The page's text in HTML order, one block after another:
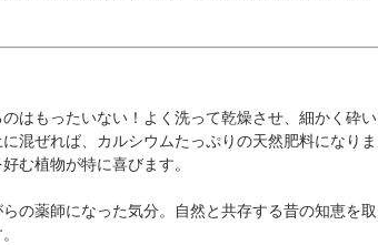
はもったいない！よく洗って乾燥させ、細かく砕い
混ぜれば、カルシウムたっぷりの天然肥料になりま
む植物が特に喜びます。
の薬師になった気分。自然と共存する昔の知恵を取